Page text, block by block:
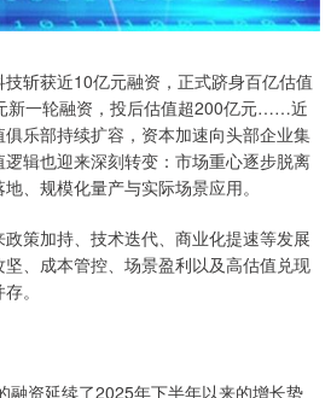
斩获近10亿元融资，正式跻身百亿估值
新一轮融资，投后估值超200亿元……近
乐部持续扩容，资本加速向头部企业集
辑也迎来深刻转变：市场重心逐步脱离
、规模化量产与实际场景应用。
策加持、技术迭代、商业化提速等发展
、成本管控、场景盈利以及高估值兑现
。
融资延续了2025年下半年以来的增长势